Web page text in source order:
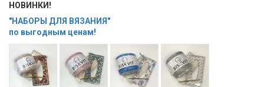
НОВИНКИ!
"НАБОРЫ ДЛЯ ВЯЗАНИЯ"
по выгодным ценам!